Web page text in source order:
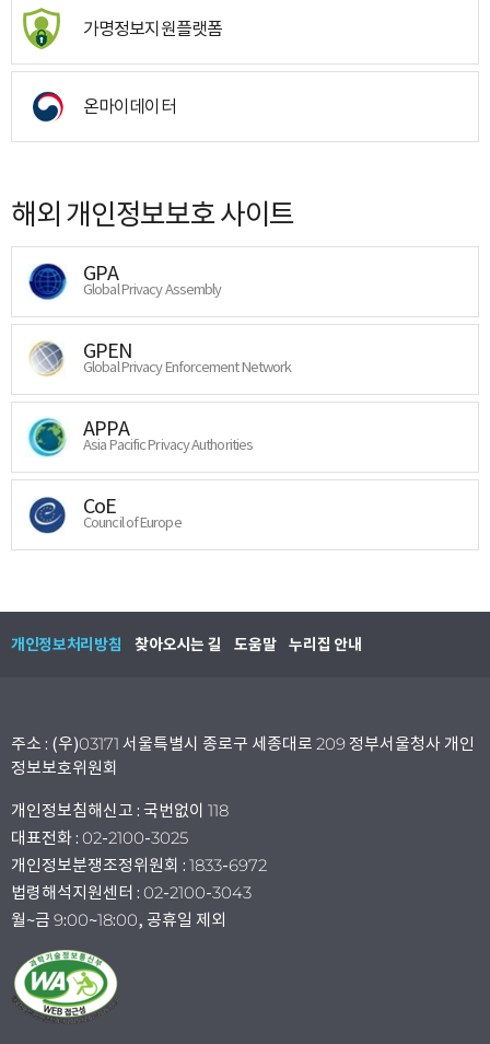
가명정보지원플랫폼
온마이데이터
해외 개인정보보호 사이트
GPA
Global Privacy Assembly
GPEN
Global Privacy Enforcement Network
APPA
Asia Pacific Privacy Authorities
CoE
Council of Europe
개인정보처리방침 찾아오시는 길 도움말 누리집 안내
주소 : (우)03171 서울특별시 종로구 세종대로 209 정부서울청사 개인
정보보호위원회
개인정보침해신고 : 국번없이 118
대표전화 : 02-2100-3025
개인정보분쟁조정위원회 : 1833-6972
법령해석지원센터 : 02-2100-3043
월~금 9:00~18:00, 공휴일 제외